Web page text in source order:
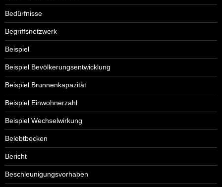
Bedürfnisse
Begriffsnetzwerk
Beispiel
Beispiel Bevölkerungsentwicklung
Beispiel Brunnenkapazität
Beispiel Einwohnerzahl
Beispiel Wechselwirkung
Belebtbecken
Bericht
Beschleunigungsvorhaben